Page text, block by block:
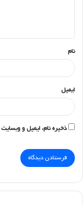
*
نام
ایمیل
ذخیره نام، ایمیل و